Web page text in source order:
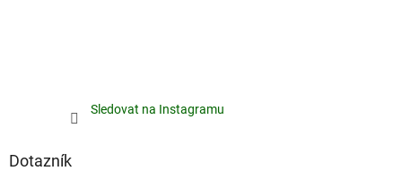
Sledovat na Instagramu
Dotazník